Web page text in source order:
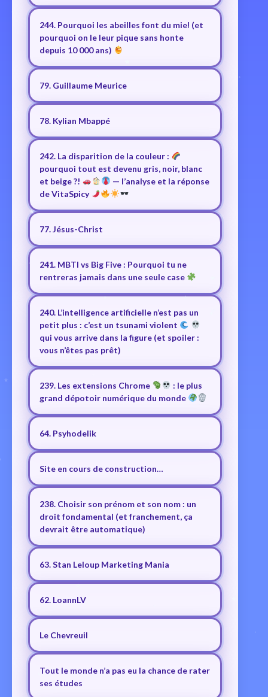
244. Pourquoi les abeilles font du miel (et
pourquoi on le leur pique sans honte
depuis 10 000 ans)
79. Guillaume Meurice
78. Kylian Mbappé
242. La disparition de la couleur :
pourquoi tout est devenu gris, noir, blanc
et beige ?!
— l’analyse et la réponse
de VitaSpicy
77. Jésus-Christ
241. MBTI vs Big Five : Pourquoi tu ne
rentreras jamais dans une seule case
240. L’intelligence artificielle n’est pas un
petit plus : c’est un tsunami violent
qui vous arrive dans la figure (et spoiler :
vous n’êtes pas prêt)
239. Les extensions Chrome
: le plus
grand dépotoir numérique du monde
64. Psyhodelik
Site en cours de construction…
238. Choisir son prénom et son nom : un
droit fondamental (et franchement, ça
devrait être automatique)
63. Stan Leloup Marketing Mania
62. LoannLV
Le Chevreuil
Tout le monde n’a pas eu la chance de rater
ses études